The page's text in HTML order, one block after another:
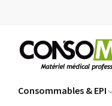
Consommables & EPI